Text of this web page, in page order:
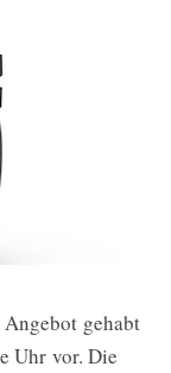
2 vor
gehabt
Uhr vor. Die